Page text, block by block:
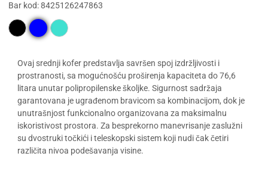
Bar kod: 8425126247863
Ovaj srednji kofer predstavlja savršen spoj izdržljivosti i
prostranosti, sa mogućnošću proširenja kapaciteta do 76,6
litara unutar polipropilenske školjke. Sigurnost sadržaja
garantovana je ugrađenom bravicom sa kombinacijom, dok je
unutrašnjost funkcionalno organizovana za maksimalnu
iskoristivost prostora. Za besprekorno manevrisanje zaslužni
su dvostruki točkići i teleskopski sistem koji nudi čak četiri
različita nivoa podešavanja visine.